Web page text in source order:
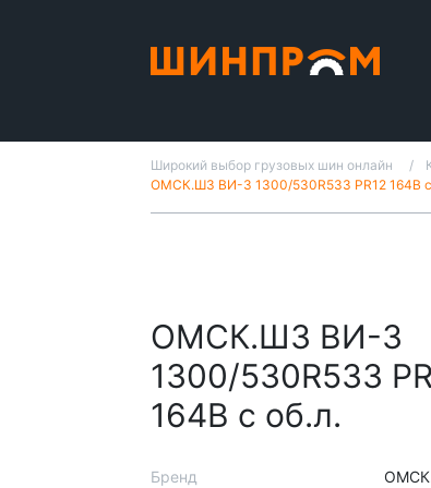
Широкий выбор грузовых шин онлайн
ОМСК.ШЗ ВИ-3 1300/530R533 PR12 164B
ОМСК.ШЗ ВИ-3
1300/530R533
164B с об.л.
Бренд